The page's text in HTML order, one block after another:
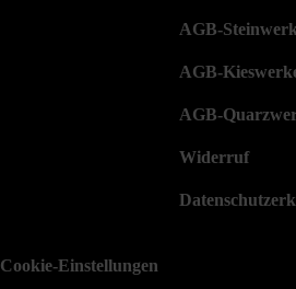
AGB-
AGB-
AGB-
Widerruf
Cookie-Einstellungen